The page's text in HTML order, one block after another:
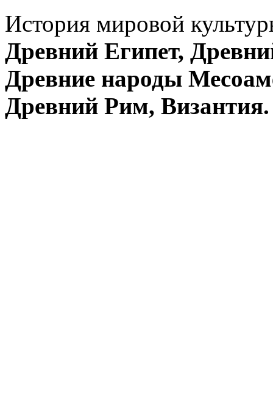
История мировой
Древний Египет,
Древние народы
Древний Рим, Византия.